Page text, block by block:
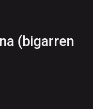
(bigarren